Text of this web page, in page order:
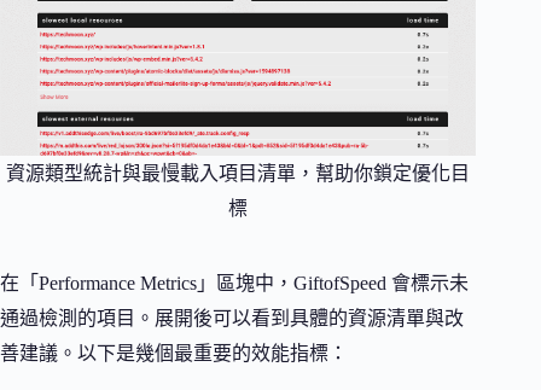
資源類型統計與最慢載入項目清單，幫助你鎖定優化目
標
在「Performance Metrics」區塊中，GiftofSpeed 會標示未
通過檢測的項目。展開後可以看到具體的資源清單與改
善建議。以下是幾個最重要的效能指標：